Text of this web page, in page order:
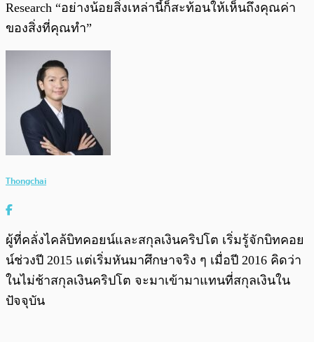
Research “อย่างน้อยสิ่งเหล่านี้ก็สะท้อนให้เห็นถึงคุณค่า
ของสิ่งที่คุณทำ”
Thongchai
ผู้ที่คลั่งไคล้บิทคอยน์และสกุลเงินคริปโต เริ่มรู้จักบิทคอย
น์ช่วงปี 2015 แต่เริ่มหันมาศึกษาจริง ๆ เมื่อปี 2016 คิดว่า
ในไม่ช้าสกุลเงินคริปโต จะมาเข้ามาแทนที่สกุลเงินใน
ปัจจุบัน